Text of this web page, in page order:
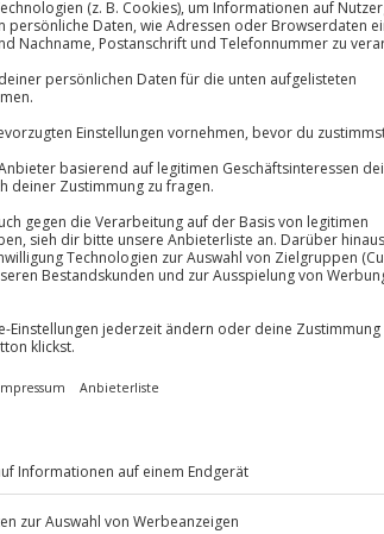
Immer
Große
Über
Volle
Jeder
3 Jahre
-15%* Club
Melde
Details
Du kannst
Bernauer
der Berliner
zum
Und an der
der Welt. Auf
Neukölln und